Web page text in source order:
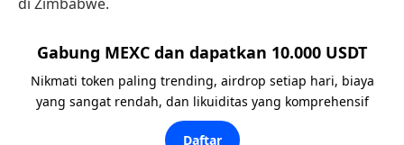
Gabung MEXC dan dapatkan 10.000 USDT
Nikmati token paling trending, airdrop setiap hari, biaya
yang sangat rendah, dan likuiditas yang komprehensif
Daftar